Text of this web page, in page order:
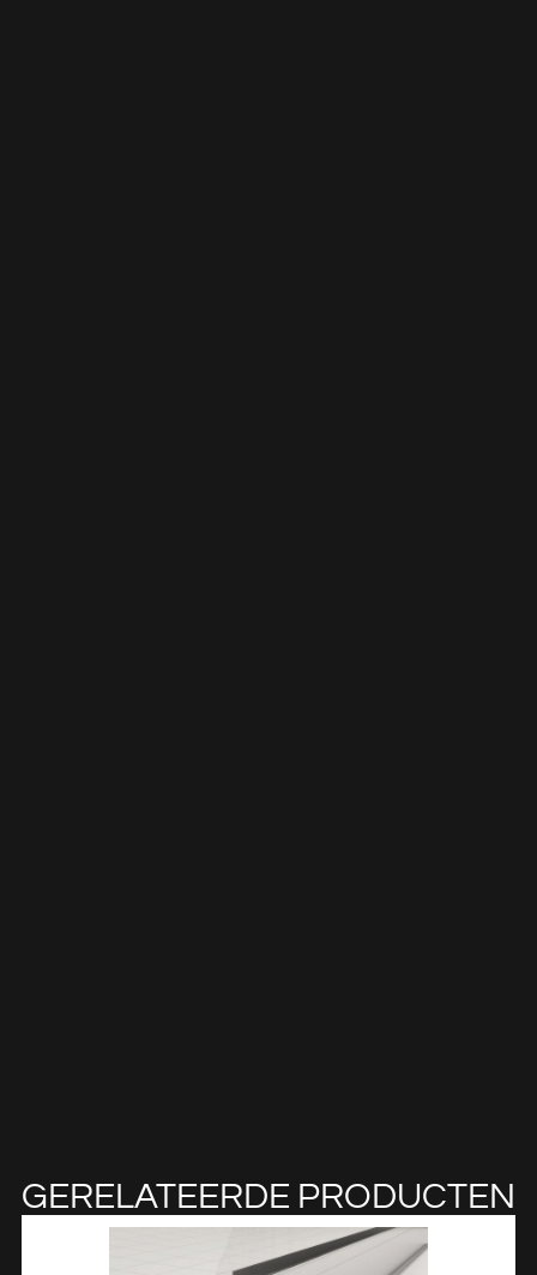
GERELATEERDE PRODUCTEN